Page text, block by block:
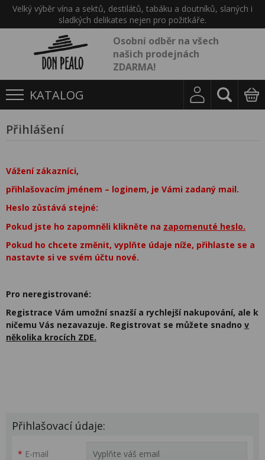
Velký výběr vína a sektů, destilátů, tabáku a doutníků, slaných i
sladkých delikates nejen pro požitkáře.
Osobní odběr na všech
našich prodejnách
ZDARMA!
KATALOG
Přihlášení
Vážení zákazníci,
přihlašovacím jménem – loginem, je Vámi zadaný mail.
Heslo zůstává stejné:
Pokud jste ho zapomněli klikněte na zapomenuté heslo.
Pokud ho chcete změnit, vyplňte údaje níže, přihlaste se a
nastavte si ve svém účtu nové.
Pro neregistrované:
Registrace Vám umožní snazší a rychlejší nakupování, ale k
ničemu Vás nezavazuje. Registrovat se můžete snadno v
několika krocích ZDE.
Přihlašovací údaje:
* E-mail